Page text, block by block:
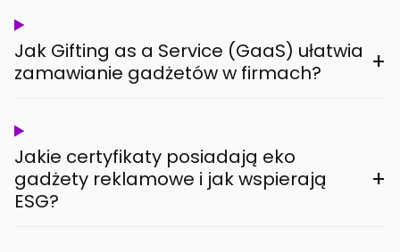
Jak Gifting as a Service (GaaS) ułatwia
zamawianie gadżetów w firmach?
+
Jakie certyfikaty posiadają eko
gadżety reklamowe i jak wspierają
ESG?
+